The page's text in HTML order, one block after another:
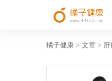
橘子健康 > 文章 >